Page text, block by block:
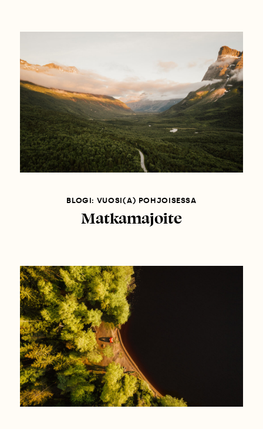
BLOGI: VUOSI(A) POHJOISESSA
Matkamajoite